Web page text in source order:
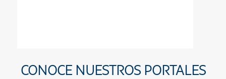
CONOCE NUESTROS PORTALES